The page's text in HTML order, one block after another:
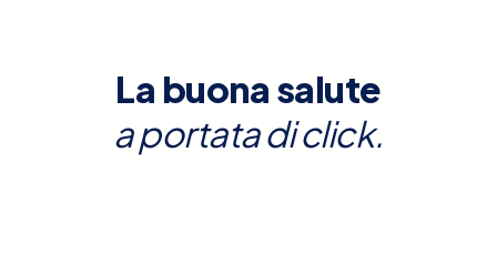
La buona salute
a portata di click.